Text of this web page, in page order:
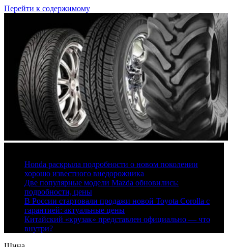
Перейти к содержимому
Honda раскрыла подробности о новом поколении
хорошо известного внедорожника
Две популярные модели Mazda обновились:
подробности, цены
В России стартовали продажи новой Toyota Corolla с
гарантией: актуальные цены
Китайский «крузак» представлен официально — что
внутри?